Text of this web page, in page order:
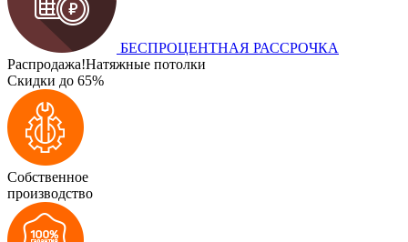
БЕСПРОЦЕНТНАЯ РАССРОЧКА
Распродажа!Натяжные потолки
Скидки до 65%
Собственное
производство